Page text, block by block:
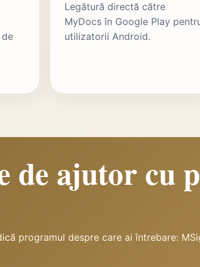
Legătură directă către
MyDocs în Google Play
utilizatorii Android.
de ajutor cu
programul despre care ai întrebare: